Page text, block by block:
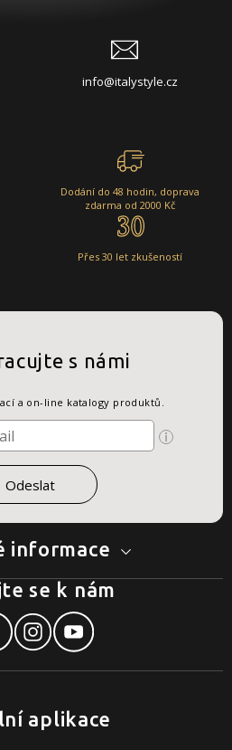
info@italystyle.cz
Dodání do 48 hodin, doprava
zdarma od 2000 Kč
Přes 30 let zkušeností
informace
s námi
a on-line katalogy produktů.
aplikace
se k nám